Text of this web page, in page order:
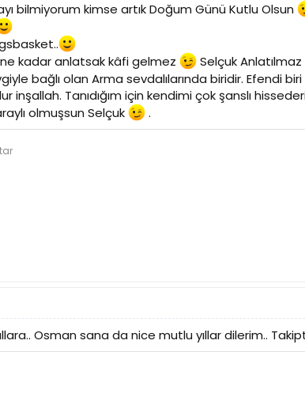
bilmiyorum kimse artık Doğum Günü Kutlu Olsun
gsbasket..
kadar anlatsak kâfi gelmez
Selçuk
bağlı olan Arma sevdalılarında biridir.
inşallah. Tanıdığım için kendimi çok şanslı
olmuşsun Selçuk
.
Osman sana da nice mutlu yıllar dilerim..